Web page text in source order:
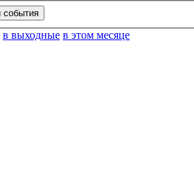
в выходные в этом месяце